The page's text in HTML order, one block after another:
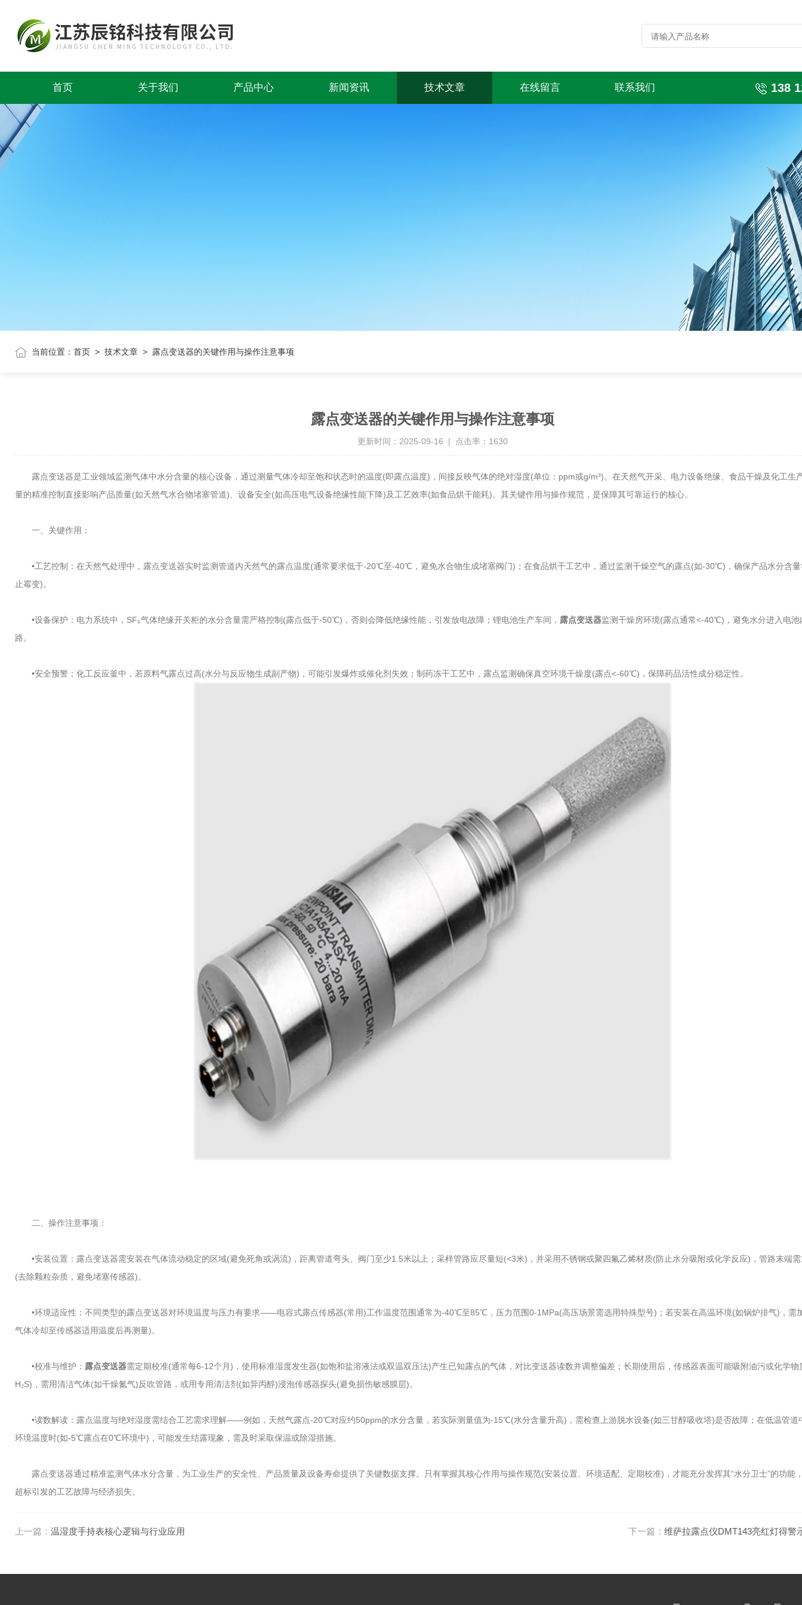
首页 关于我们 产品中心 新闻资讯 技术文章 在线留言 联系我们 138
当前位置： 首页 > 技术文章 > 露点变送器的关键作用与操作注意事项
露点变送器的关键作用与操作注意事项
更新时间：2025-09-16 | 点击率：1630
露点变送器是工业领域监测气体中水分含量的核心设备，通过测量气体冷却至饱和状态时的温度(即露点温度)，间接反映气体的绝对湿度(单位：ppm或g/m³)。在天然气开采、电力设备绝缘、食品干燥及化工生
量的精准控制直接影响产品质量(如天然气水合物堵塞管道)、设备安全(如高压电气设备绝缘性能下降)及工艺效率(如食品烘干能耗)。其关键作用与操作规范，是保障其可靠运行的核心。
一、关键作用：
•工艺控制：在天然气处理中，露点变送器实时监测管道内天然气的露点温度(通常要求低于-20℃至-40℃，避免水合物生成堵塞阀门)；在食品烘干工艺中，通过监测干燥空气的露点(如-30℃)，确保产品水分含
止霉变)。
•设备保护：电力系统中，SF₆气体绝缘开关柜的水分含量需严格控制(露点低于-50℃)，否则会降低绝缘性能，引发放电故障；锂电池生产车间， 露点变送器监测干燥房环境(露点通常<-40℃)，避免水分进入电池
路。
•安全预警：化工反应釜中，若原料气露点过高(水分与反应物生成副产物)，可能引发爆炸或催化剂失效；制药冻干工艺中，露点监测确保真空环境干燥度(露点<-60℃)，保障药品活性成分稳定性。
二、操作注意事项：
•安装位置：露点变送器需安装在气体流动稳定的区域(避免死角或涡流)，距离管道弯头、阀门至少1.5米以上；采样管路应尽量短(<3米)，并采用不锈钢或聚四氟乙烯材质(防止水分吸附或化学反应)，管路末端
(去除颗粒杂质，避免堵塞传感器)。
•环境适应性：不同类型的露点变送器对环境温度与压力有要求——电容式露点传感器(常用)工作温度范围通常为-40℃至85℃，压力范围0-1MPa(高压场景需选用特殊型号)；若安装在高温环境(如锅炉排气)，需
气体冷却至传感器适用温度后再测量)。
•校准与维护： 露点变送器需定期校准(通常每6-12个月)，使用标准湿度发生器(如饱和盐溶液法或双温双压法)产生已知露点的气体，对比变送器读数并调整偏差；长期使用后，传感器表面可能吸附油污或化学物
H₂S)，需用清洁气体(如干燥氮气)反吹管路，或用专用清洁剂(如异丙醇)浸泡传感器探头(避免损伤敏感膜层)。
•读数解读：露点温度与绝对湿度需结合工艺需求理解——例如，天然气露点-20℃对应约50ppm的水分含量，若实际测量值为-15℃(水分含量升高)，需检查上游脱水设备(如三甘醇吸收塔)是否故障；在低温管道
环境温度时(如-5℃露点在0℃环境中)，可能发生结露现象，需及时采取保温或除湿措施。
露点变送器通过精准监测气体水分含量，为工业生产的安全性、产品质量及设备寿命提供了关键数据支撑。只有掌握其核心作用与操作规范(安装位置、环境适配、定期校准)，才能充分发挥其“水分卫士”的功能
超标引发的工艺故障与经济损失。
上一篇： 温湿度手持表核心逻辑与行业应用 下一篇： 维萨拉露点仪DMT143亮红灯得警